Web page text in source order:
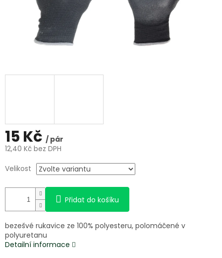
15 Kč / pár
12,40 Kč bez DPH
cena:
Velikost
Přidat do košíku
bezešvé rukavice ze 100% polyesteru, polomáčené v
polyuretanu
Detailní informace